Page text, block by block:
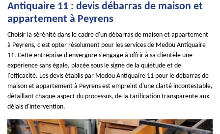
Antiquaire 11 : devis débarras de maison et
appartement à Peyrens
Choisir la sérénité dans le cadre d'un débarras de maison et appartement
à Peyrens, c'est opter résolument pour les services de Medou Antiquaire
11. Cette entreprise d'envergure s'engage à offrir à sa clientèle une
expérience sans égale, placée sous le signe de la quiétude et de
l'efficacité. Les devis établis par Medou Antiquaire 11 pour le débarras de
maison et appartement à Peyrens est empreint d'une clarté incontestable,
détaillant chaque aspect du processus, de la tarification transparente aux
délais d'intervention.